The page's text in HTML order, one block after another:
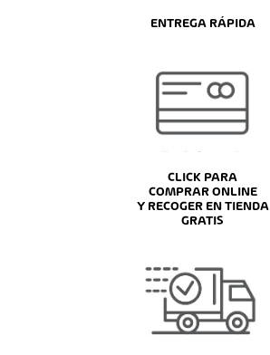
ENTREGA RÁPIDA
CLICK PARA
COMPRAR ONLINE
Y RECOGER EN TIENDA
GRATIS